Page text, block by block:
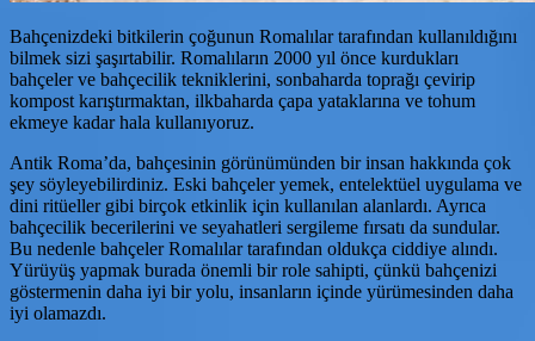
Bahçenizdeki bitkilerin çoğunun Romalılar tarafından kullanıldığını
bilmek sizi şaşırtabilir. Romalıların 2000 yıl önce kurdukları
bahçeler ve bahçecilik tekniklerini, sonbaharda toprağı çevirip
kompost karıştırmaktan, ilkbaharda çapa yataklarına ve tohum
ekmeye kadar hala kullanıyoruz.
Antik Roma’da, bahçesinin görünümünden bir insan hakkında çok
şey söyleyebilirdiniz. Eski bahçeler yemek, entelektüel uygulama ve
dini ritüeller gibi birçok etkinlik için kullanılan alanlardı. Ayrıca
bahçecilik becerilerini ve seyahatleri sergileme fırsatı da sundular.
Bu nedenle bahçeler Romalılar tarafından oldukça ciddiye alındı.
Yürüyüş yapmak burada önemli bir role sahipti, çünkü bahçenizi
göstermenin daha iyi bir yolu, insanların içinde yürümesinden daha
iyi olamazdı.